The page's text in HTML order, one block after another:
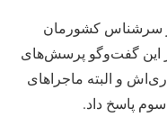
سرشناس کشورمان
این گفت‌وگو پرسش‌های
و البته ماجراهای
پاسخ داد.